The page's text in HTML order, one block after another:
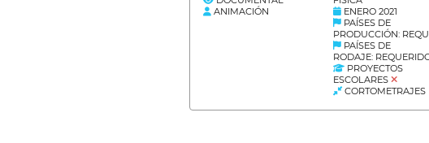
ANIMACIÓN
ENERO 2021
PAÍSES DE
PRODUCCIÓN:
PAÍSES DE
RODAJE:
PROYECTOS
ESCOLARES